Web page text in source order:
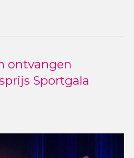
ontvangen
Sportgala